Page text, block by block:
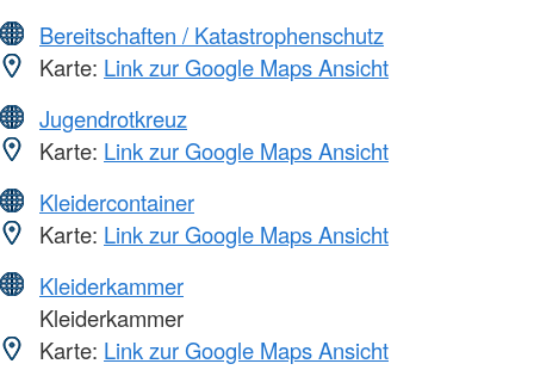
Bereitschaften / Katastrophenschutz
Karte: Link zur Google Maps Ansicht
Jugendrotkreuz
Karte: Link zur Google Maps Ansicht
Kleidercontainer
Karte: Link zur Google Maps Ansicht
Kleiderkammer
Kleiderkammer
Karte: Link zur Google Maps Ansicht